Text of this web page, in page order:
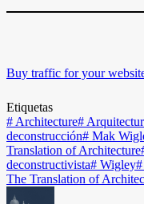
Buy traffic for your
Etiquetas
# Architecture#
deconstrucción# Mak
Translation of Architecture
deconstructivista# Wigley#
The Translation of